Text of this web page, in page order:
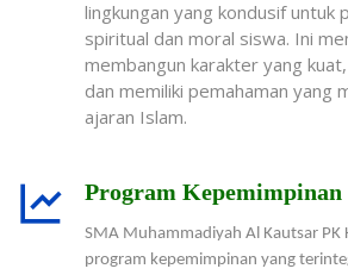
lingkungan yang kondusif untuk
spiritual dan moral siswa. Ini
membangun karakter yang
dan memiliki pemahaman yang
ajaran Islam.
Program Kepemimpinan
SMA Muhammadiyah Al Kautsar PK
program kepemimpinan yang